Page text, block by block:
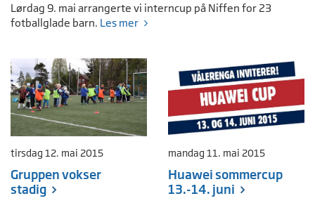
Lørdag 9. mai arrangerte vi interncup på Niffen for 23
fotballglade barn. Les mer
tirsdag 12. mai 2015
Gruppen vokser
stadig
mandag 11. mai 2015
Huawei sommercup
13.-14. juni